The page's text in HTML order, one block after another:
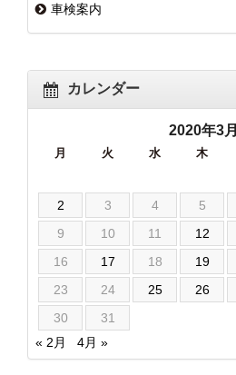
車検案内
カレンダー
2020年3月
月 火 水 木
2
3 4 5
9
10 11 12
16
17 18 19
23
24 25 26
30
31
« 2月
4月 »